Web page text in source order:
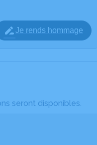
Je rends hommage
seront disponibles.